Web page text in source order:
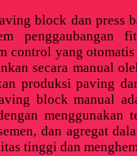
block dan press
control yang
secara manual
produksi paving
block manual
menggunakan
dan agregat
tinggi dan